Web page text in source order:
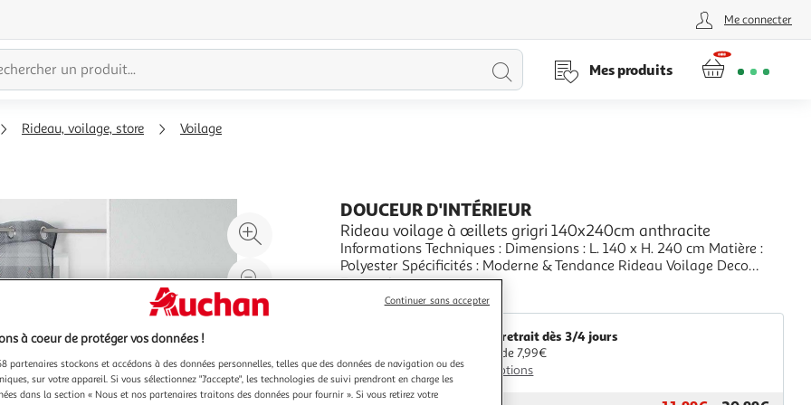
Me connecter
Lancer
Mes produits
Rideau, voilage, store Voilage
Agrandir
l'illustration
à
200%
Réduire
l'illustration
à
%
Partager
produit
DOUCEUR D'INTÉRIEUR
Rideau voilage à œillets grigri 140x240cm anthracite
Informations Techniques : Dimensions : L. 140 x H. 240 cm Matière :
Polyester Spécificités : Moderne & Tendance Rideau Voilage Deco
Contient 8 Oeillets Forme Rectangulaire A Motifs Couleur :
Anthracite
En savoir +
Vendu parParis Prix
Livr. ou retrait dès 3/4 jours
A partir de 7,99€
Plus d'options
à coeur de protéger vos données !
partenaires stockons et accédons à des données personnelles, telles que des données de navigation ou des
sur votre appareil. Si vous sélectionnez "J'accepte", les technologies de suivi prendront en charge les
dans la section « Nous et nos partenaires traitons des données pour fournir ». Si vous retirez votre
Continuer sans accepter